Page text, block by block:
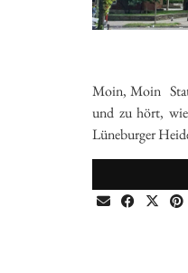
Moin, Moin
und zu hört,
Lüneburger